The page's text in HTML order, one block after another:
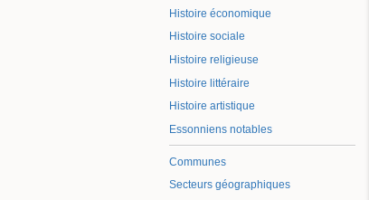
Histoire économique
Histoire sociale
Histoire religieuse
Histoire littéraire
Histoire artistique
Essonniens notables
Communes
Secteurs géographiques